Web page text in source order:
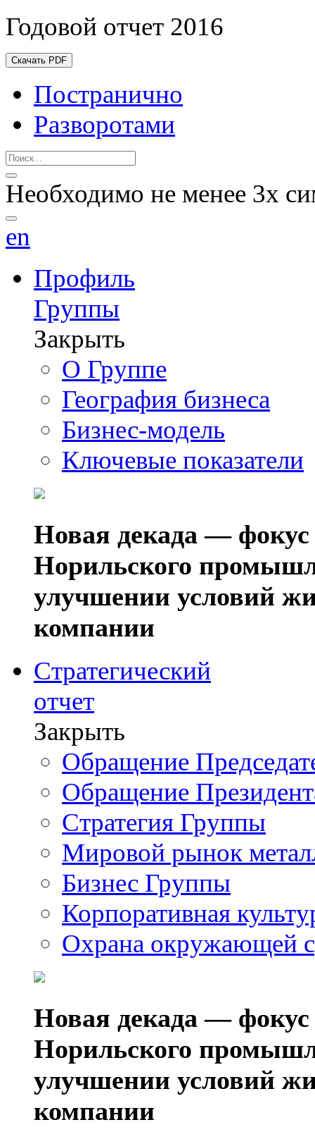
Годовой отчет 2016
Скачать PDF
Постранично
Разворотами
Необходимо не менее 3х
en
Профиль
Группы
Закрыть
О Группе
География бизнеса
Бизнес-модель
Ключевые показатели
Новая декада — фокус
Норильского
улучшении условий
компании
Стратегический
отчет
Закрыть
Обращение
Обращение
Стратегия Группы
Мировой рынок
Бизнес Группы
Корпоративная
Охрана окружающей
Новая декада — фокус
Норильского
улучшении условий
компании